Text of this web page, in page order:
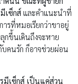
เซ็กส์และคำแนะนำที่
รที่หมอเรียกว่าขาอยู่
กขึ้นเดินถึงจะหาย
บคนรัก ก็อาจช่วยผ่อน
มีเซ็กส์ เป็นแค่ส่วน